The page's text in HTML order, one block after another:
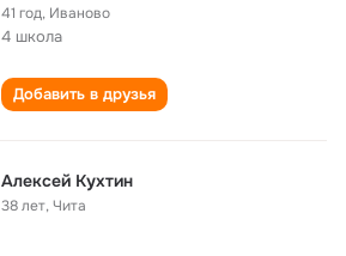
41 год, Иваново
4 школа
Добавить в друзья
Алексей Кухтин
38 лет,Чита